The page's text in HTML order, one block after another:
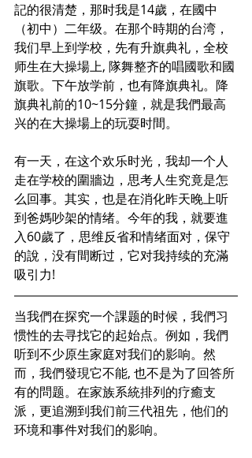
記的很清楚，那时我是14歲，在國中
（初中）二年级。在那个時期的台湾，
我们早上到学校，先有升旗典礼，全校
师生在大操場上, 隊舞整齐的唱國歌和國
旗歌。下午放学前，也有降旗典礼。降
旗典礼前的10~15分鐘，就是我們最高
兴的在大操場上的玩耍时間。
有一天，在这个欢乐时光，我却一个人
走在学校的圍牆边，思考人生究竟是怎
么回事。其实，也是在消化昨天晚上听
到爸媽吵架的情绪。今年的我，就要進
入60歲了，思维反省和情绪面对，保守
的說，没有間断过，它对我持续的充滿
吸引力!
当我們在探究一个課题的时候，我們习
惯性的去寻找它的起始点。例如，我們
听到不少原生家庭对我们的影响。然
而，我們發現它不能, 也不是为了回答所
有的問题。在家族系統排列的疗癒支
派，更追溯到我们前三代祖先，他们的
环境和事件对我们的影响。